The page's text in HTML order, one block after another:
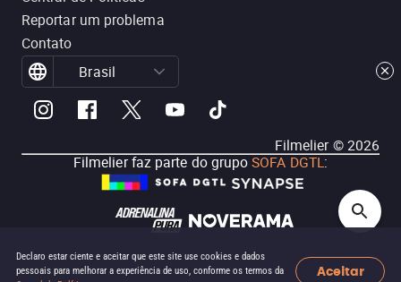
Declaro estar ciente e aceitar que este site use cookies e dados
pessoais para melhorar a experiência de uso, conforme os termos da
Aceitar
Reportar um problema
Contato
Brasil
Filmelier ©2026
Filmelier faz parte do grupoSOFA DGTL: